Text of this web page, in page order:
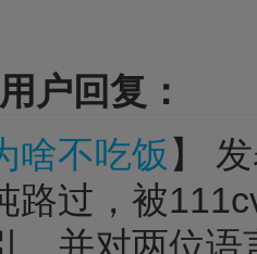
户回复：
啥不吃饭 】
路过，被
，并对两位语